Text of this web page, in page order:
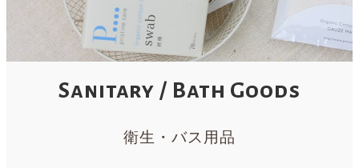
Sanitary / Bath Goods
衛生・バス用品